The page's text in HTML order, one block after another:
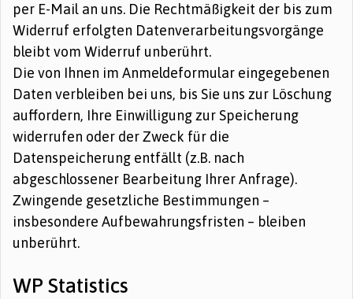
per E-Mail an uns. Die Rechtmäßigkeit der bis zum
Widerruf erfolgten Datenverarbeitungsvorgänge
bleibt vom Widerruf unberührt.
Die von Ihnen im Anmeldeformular eingegebenen
Daten verbleiben bei uns, bis Sie uns zur Löschung
auffordern, Ihre Einwilligung zur Speicherung
widerrufen oder der Zweck für die
Datenspeicherung entfällt (z.B. nach
abgeschlossener Bearbeitung Ihrer Anfrage).
Zwingende gesetzliche Bestimmungen –
insbesondere Aufbewahrungsfristen – bleiben
unberührt.
WP Statistics